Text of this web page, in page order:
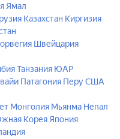
Ямал
Казахстан Киргизия
Швейцария
Танзания ЮАР
Патагония Перу США
Монголия Мьянма Непал
Корея Япония